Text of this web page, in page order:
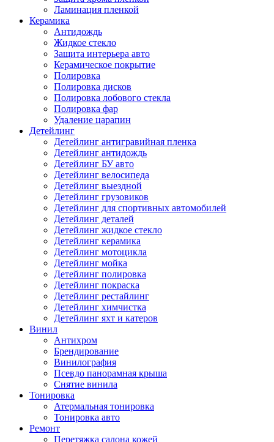
Ламинация пленкой
Керамика
Антидождь
Жидкое стекло
Защита интерьера авто
Керамическое покрытие
Полировка
Полировка дисков
Полировка лобового стекла
Полировка фар
Удаление царапин
Детейлинг
Детейлинг антигравийная пленка
Детейлинг антидождь
Детейлинг БУ авто
Детейлинг велосипеда
Детейлинг выездной
Детейлинг грузовиков
Детейлинг для спортивных автомобилей
Детейлинг деталей
Детейлинг жидкое стекло
Детейлинг керамика
Детейлинг мотоцикла
Детейлинг мойка
Детейлинг полировка
Детейлинг покраска
Детейлинг рестайлинг
Детейлинг химчистка
Детейлинг яхт и катеров
Винил
Антихром
Брендирование
Винилография
Псевдо панорамная крыша
Снятие винила
Тонировка
Атермальная тонировка
Тонировка авто
Ремонт
Перетяжка салона кожей